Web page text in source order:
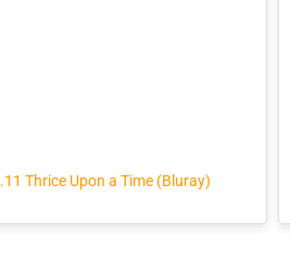
Thrice Upon a Time (Bluray)